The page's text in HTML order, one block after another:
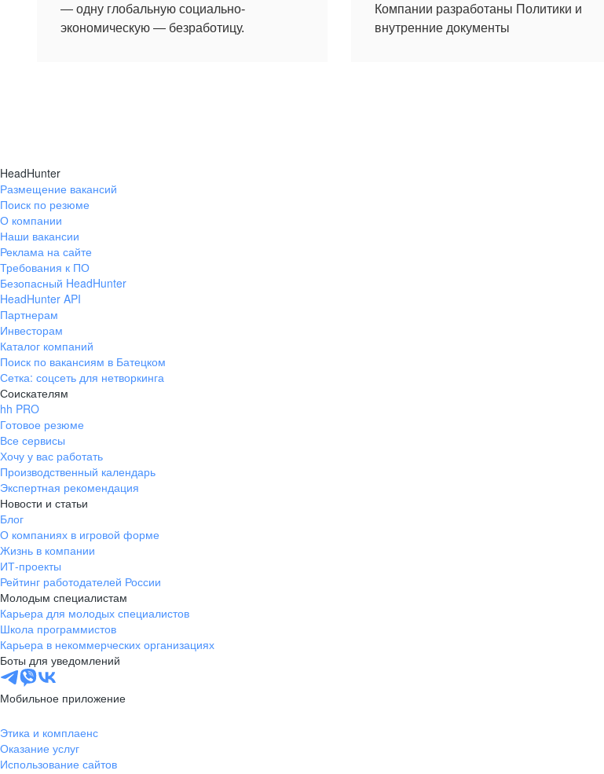
— одну глобальную социально-
экономическую — безработицу.
Компании разработаны Политики и
внутренние документы
HeadHunter
Размещение вакансий
Поиск по резюме
О компании
Наши вакансии
Реклама на сайте
Требования к ПО
Безопасный HeadHunter
HeadHunter API
Партнерам
Инвесторам
Каталог компаний
Поиск по вакансиям в Батецком
Сетка: соцсеть для нетворкинга
Соискателям
hh PRO
Готовое резюме
Все сервисы
Хочу у вас работать
Производственный календарь
Экспертная рекомендация
Новости и статьи
Блог
О компаниях в игровой форме
Жизнь в компании
ИТ-проекты
Рейтинг работодателей России
Молодым специалистам
Карьера для молодых специалистов
Школа программистов
Карьера в некоммерческих организациях
Боты для уведомлений
Мобильное приложение
Этика и комплаенс
Оказание услуг
Использование сайтов